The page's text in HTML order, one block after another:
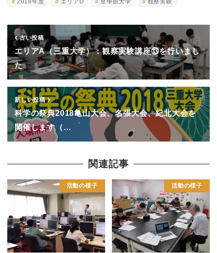
2018年度 エリアD 皇學館大学 観察実験
古い投稿
エリアA（三重大学）：観察実験講座⑬を行いまし
た
新しい投稿
科学の祭典2018亀山大会、名張大会、紀北大会を
開催します（…
関連記事
活動の様子 活動の様子